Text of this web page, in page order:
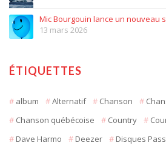
Mic Bourgouin lance un nouveau
13 mars 2026
ÉTIQUETTES
album Alternatif Chanson
Chanson québécoise
Country
Dave Harmo
Deezer
Disques